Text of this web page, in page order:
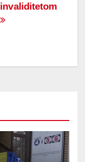
invaliditetom